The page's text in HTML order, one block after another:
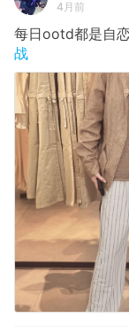
4月前
每日ootd都是自
战